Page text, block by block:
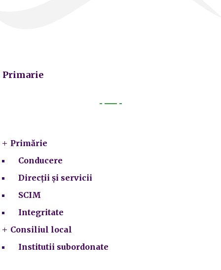
Primarie
Primărie
Conducere
Direcții și servicii
SCIM
Integritate
Consiliul local
Institutii subordonate